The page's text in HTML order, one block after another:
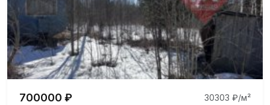
700000 ₽ 30303 ₽/м²